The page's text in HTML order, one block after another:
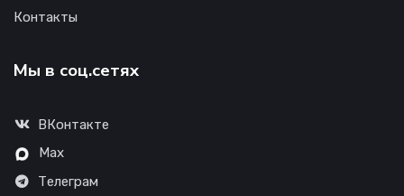
Контакты
Мы в соц.сетях
ВКонтакте
Max
Телеграм